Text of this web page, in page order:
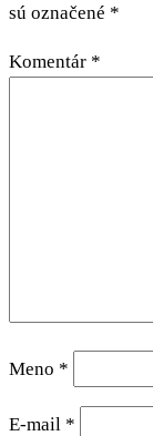
sú označené *
Komentár *
Meno *
E-mail *